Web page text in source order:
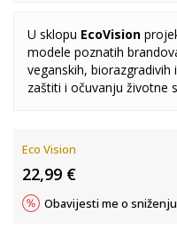
U sklopu EcoVision
modele poznatih
veganskih,
zaštiti i očuvanju životne
Eco Vision
22,99 €
Obavijesti me o sniženju